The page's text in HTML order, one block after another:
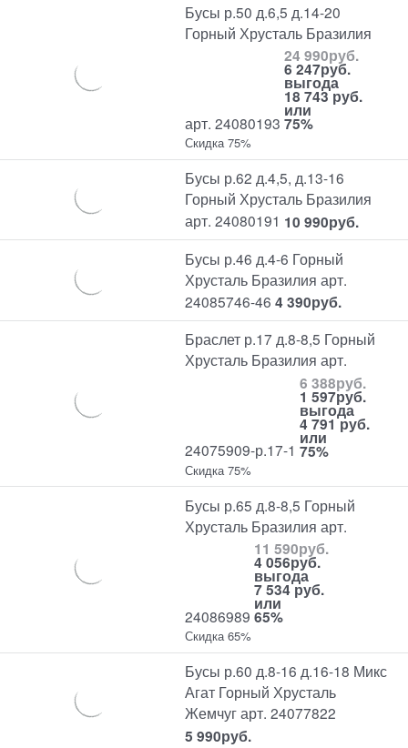
Бусы р.50 д.6,5 д.14-20
Горный Хрусталь Бразилия
арт. 24080193
24 990руб.
6 247руб.
выгода
18 743 руб.
или
75%
Скидка 75%
Бусы р.62 д.4,5, д.13-16
Горный Хрусталь Бразилия
арт. 24080191 10 990руб.
Бусы р.46 д.4-6 Горный
Хрусталь Бразилия арт.
24085746-46 4 390руб.
Браслет р.17 д.8-8,5 Горный
Хрусталь Бразилия арт.
24075909-р.17-1
6 388руб.
1 597руб.
выгода
4 791 руб.
или
75%
Скидка 75%
Бусы р.65 д.8-8,5 Горный
Хрусталь Бразилия арт.
24086989
11 590руб.
4 056руб.
выгода
7 534 руб.
или
65%
Скидка 65%
Бусы р.60 д.8-16 д.16-18 Микс
Агат Горный Хрусталь
Жемчуг арт. 24077822
5 990руб.